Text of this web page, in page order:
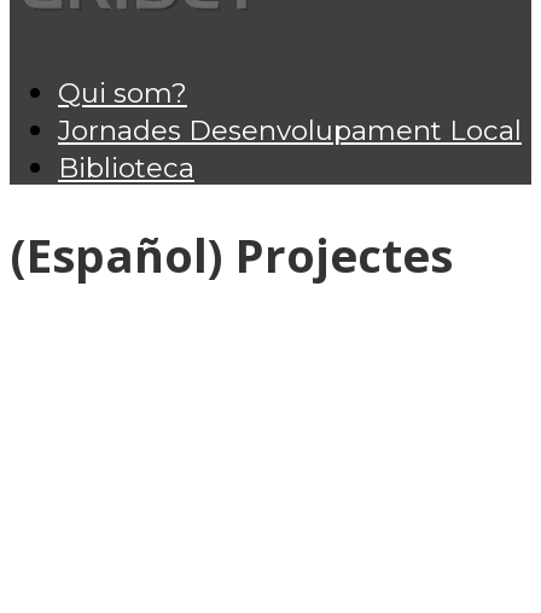
Qui som?
Jornades Desenvolupament Local
Biblioteca
(Español) Projectes